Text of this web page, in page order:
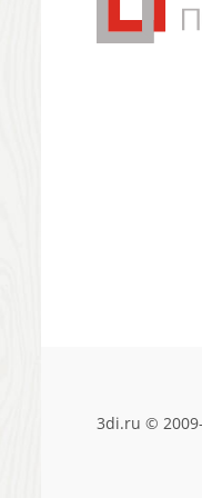
3di.ru ©